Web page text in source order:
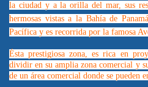
la ciudad y a la orilla del mar, sus
hermosas vistas a la Bahía de
Pacífica y es recorrida por la famosa
Ésta prestigiosa zona, es rica en
dividir en su amplia zona comercial y
de un área comercial donde se pueden